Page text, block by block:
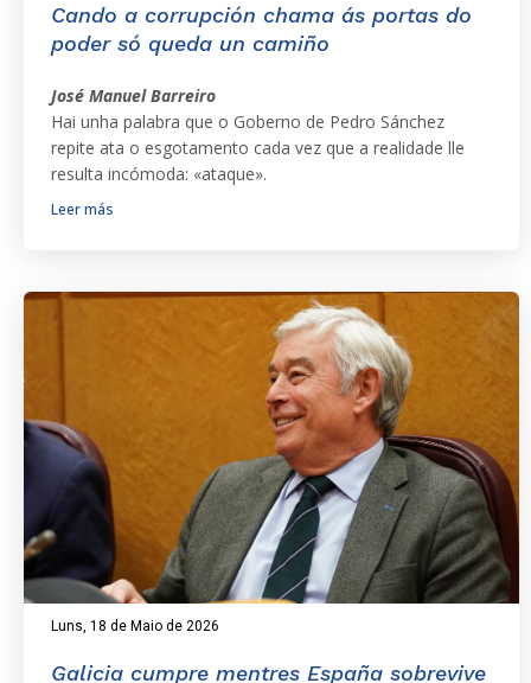
Cando a corrupción chama ás portas do
poder só queda un camiño
José Manuel Barreiro
Hai unha palabra que o Goberno de Pedro Sánchez
repite ata o esgotamento cada vez que a realidade lle
resulta incómoda: «ataque».
Leer más
Luns, 18 de Maio de 2026
Galicia cumpre mentres España sobrevive